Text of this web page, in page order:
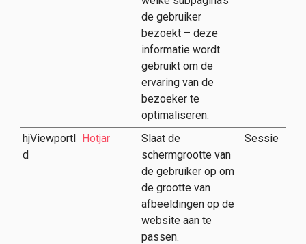
de gebruiker
bezoekt – deze
informatie wordt
gebruikt om de
ervaring van de
bezoeker te
optimaliseren.
hjViewportI
d
Hotjar
Slaat de
schermgrootte van
de gebruiker op om
de grootte van
afbeeldingen op de
website aan te
passen.
Sessie